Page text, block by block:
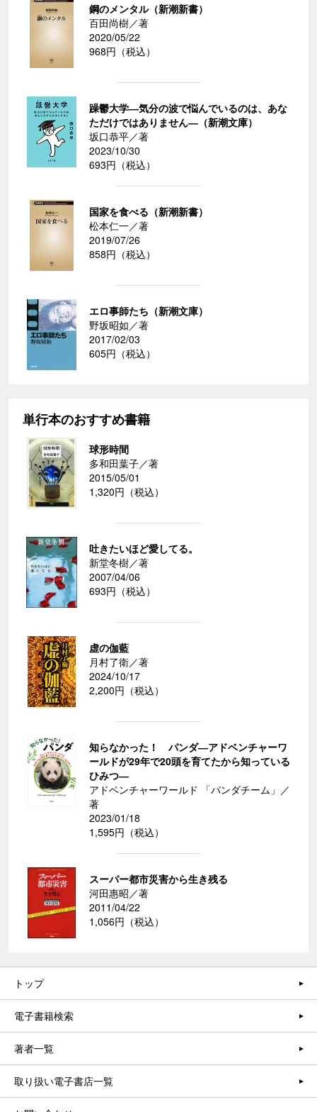
鋼のメンタル（新潮新書）
百田尚樹／著
2020/05/22
968円（税込）
躁鬱大学―気分の波で悩んでいるのは、あな
ただけではありません―（新潮文庫）
坂口恭平／著
2023/10/30
693円（税込）
国家を食べる（新潮新書）
松本仁一／著
2019/07/26
858円（税込）
エロ事師たち（新潮文庫）
野坂昭如／著
2017/02/03
605円（税込）
単行本のおすすめ書籍
球形時間
多和田葉子／著
2015/05/01
1,320円（税込）
吐きたいほど愛してる。
新堂冬樹／著
2007/04/06
693円（税込）
虚の伽藍
月村了衛／著
2024/10/17
2,200円（税込）
知らなかった！ パンダ―アドベンチャーワ
ールドが29年で20頭を育てたから知っている
ひみつ―
アドベンチャーワールド 「パンダチーム」／
著
2023/01/18
1,595円（税込）
スーパー都市災害から生き残る
河田惠昭／著
2011/04/22
1,056円（税込）
トップ
電子書籍検索
著者一覧
取り扱い電子書店一覧